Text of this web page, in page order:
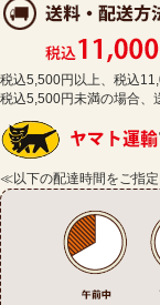
税込5,500円以上、税込
税込5,500円未満の場合、
≪以下の配達時間をご指